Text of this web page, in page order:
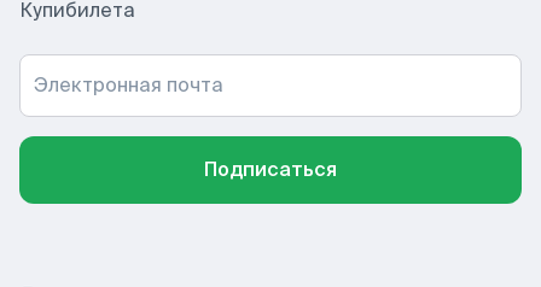
Купибилета
Электронная почта
Подписаться